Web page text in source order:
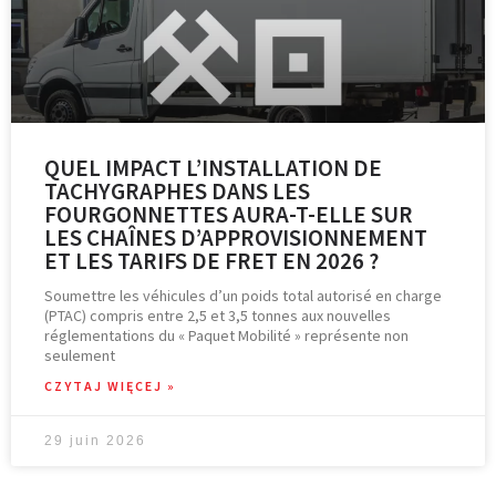
QUEL IMPACT L’INSTALLATION DE
TACHYGRAPHES DANS LES
FOURGONNETTES AURA-T-ELLE SUR
LES CHAÎNES D’APPROVISIONNEMENT
ET LES TARIFS DE FRET EN 2026 ?
Soumettre les véhicules d’un poids total autorisé en charge
(PTAC) compris entre 2,5 et 3,5 tonnes aux nouvelles
réglementations du « Paquet Mobilité » représente non
seulement
CZYTAJ WIĘCEJ »
29 juin 2026